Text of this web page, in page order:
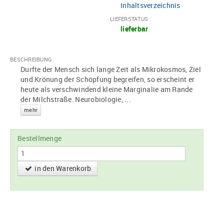
Inhaltsverzeichnis
LIEFERSTATUS
lieferbar
BESCHREIBUNG
Durfte der Mensch sich lange Zeit als Mikrokosmos, Ziel
und Krönung der Schöpfung begreifen, so erscheint er
heute als verschwindend kleine Marginalie am Rande
der Milchstraße. Neurobiologie, ...
mehr
Bestellmenge
in den Warenkorb